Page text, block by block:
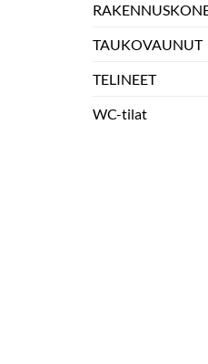
TAUKOVAUNUT
TELINEET
WC-tilat